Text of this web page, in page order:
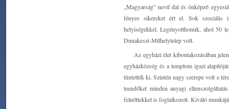
„Magyarság” nevű dal és önképző
fényes sikereket ért el. Sok szociális
helyiségekkel. Legényotthonuk, ahol 50
Dunakeszi-Műhelytelep volt.
Az egyházi élet kibontakozásában
egyházközség és a templom igazi
tüntették ki. Szintén nagy szerepe volt e
teendőket minden anyagi
felnőttekkel is foglalkozott. Kiváló